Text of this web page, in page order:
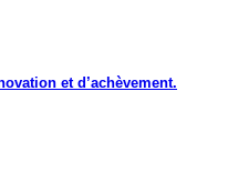
et d’achèvement.